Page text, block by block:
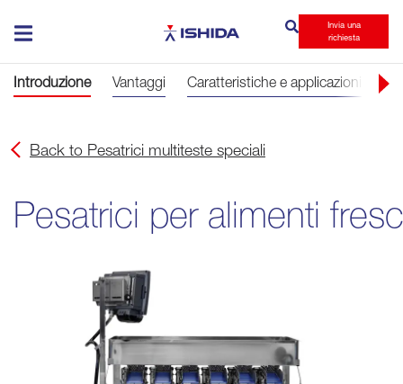
Invia una
richiesta
Pesatrici per alimenti
Back to Pesatrici multiteste speciali
Introduzione Vantaggi Caratteristiche e applicazioni